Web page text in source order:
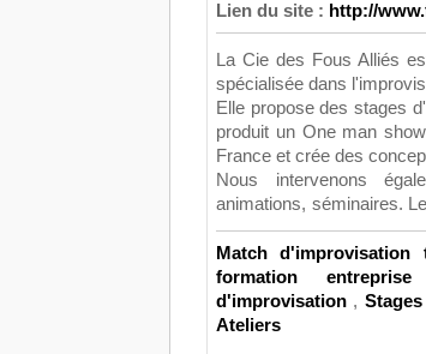
Lien du site : http://
La Cie des Fous Alliés
spécialisée dans
Elle propose des stages
produit un One man
France et crée des
Nous intervenons
animations, séminaires.
Match d'improvisation
formation
d'improvisation ,
Ateliers